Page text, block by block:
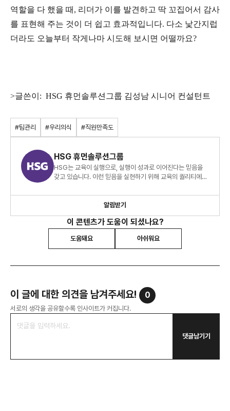
역할을 다 했을 때, 리더가 이를 발견하고 딱 꼬집어서 감사
를 표현해 주는 것이 더 쉽고 효과적입니다. 다소 낯간지럽
더라도 오늘부터 작게나마 시도해 보시면 어떨까요?
>글쓴이: HSG 휴먼솔루션그룹 김성남 시니어 컨설턴트
#팀관리 #우리의식 #직원만족도
HSG 휴먼솔루션그룹
HSG는 교육이 실행으로, 실행이 성과로 이어진다는 믿음을
갖고 있습니다. 이런 믿음을 실현하기 위해 교육의 퀄리티에
개발합니다
알림받기
이 콘텐츠가 도움이 되셨나요?
도움돼요 아쉬워요
이 글에 대한 의견을 남겨주세요! 0
서로의 생각을 공유할수록 인사이트가 커집니다.
댓글남기기